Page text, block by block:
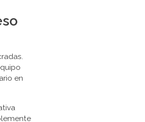
en